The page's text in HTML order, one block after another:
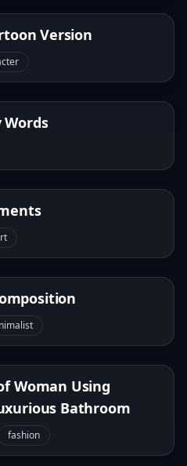
Version
Woman Using
Bathroom
fashion